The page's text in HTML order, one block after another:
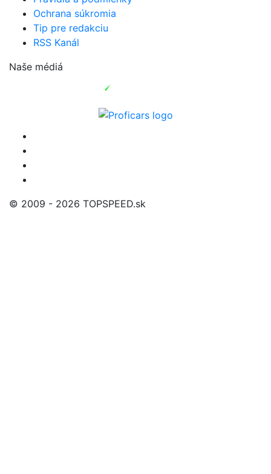
Ochrana súkromia
Tip pre redakciu
RSS Kanál
Naše médiá
© 2009 - 2026 TOPSPEED.sk